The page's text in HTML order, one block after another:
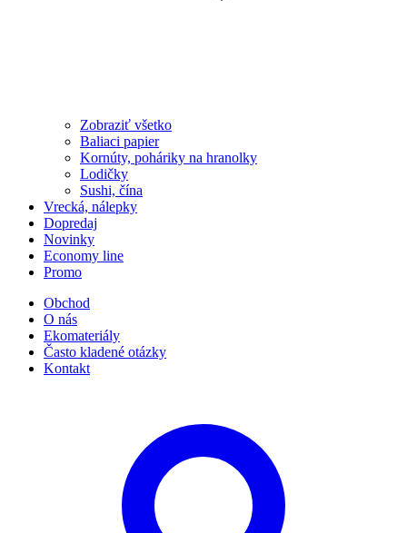
Zobraziť všetko
Baliaci papier
Kornúty, poháriky na hranolky
Lodičky
Sushi, čína
Vrecká, nálepky
Dopredaj
Novinky
Economy line
Promo
Obchod
O nás
Ekomateriály
Často kladené otázky
Kontakt